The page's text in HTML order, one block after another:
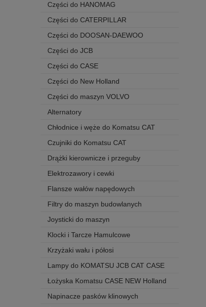
Części do HANOMAG
Części do CATERPILLAR
Części do DOOSAN-DAEWOO
Części do JCB
Części do CASE
Części do New Holland
Części do maszyn VOLVO
Alternatory
Chłodnice i węże do Komatsu CAT
Czujniki do Komatsu CAT
Drążki kierownicze i przeguby
Elektrozawory i cewki
Flansze wałów napędowych
Filtry do maszyn budowlanych
Joysticki do maszyn
Klocki i Tarcze Hamulcowe
Krzyżaki wału i półosi
Lampy do KOMATSU JCB CAT CASE
Łożyska Komatsu CASE NEW Holland
Napinacze pasków klinowych